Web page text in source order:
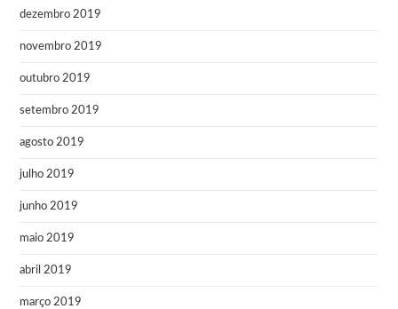
dezembro 2019
novembro 2019
outubro 2019
setembro 2019
agosto 2019
julho 2019
junho 2019
maio 2019
abril 2019
março 2019